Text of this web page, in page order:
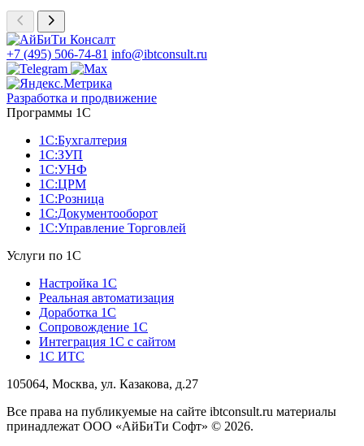
+7 (495) 506-74-81 info@ibtconsult.ru
Разработка и продвижение
Программы 1С
1С:Бухгалтерия
1С:ЗУП
1С:УНФ
1С:ЦРМ
1С:Розница
1С:Документооборот
1С:Управление Торговлей
Услуги по 1С
Настройка 1С
Реальная автоматизация
Доработка 1С
Сопровождение 1С
Интеграция 1С с сайтом
1С ИТС
105064, Москва, ул. Казакова, д.27
Все права на публикуемые на сайте ibtconsult.ru материалы
принадлежат ООО «АйБиТи Софт» © 2026.